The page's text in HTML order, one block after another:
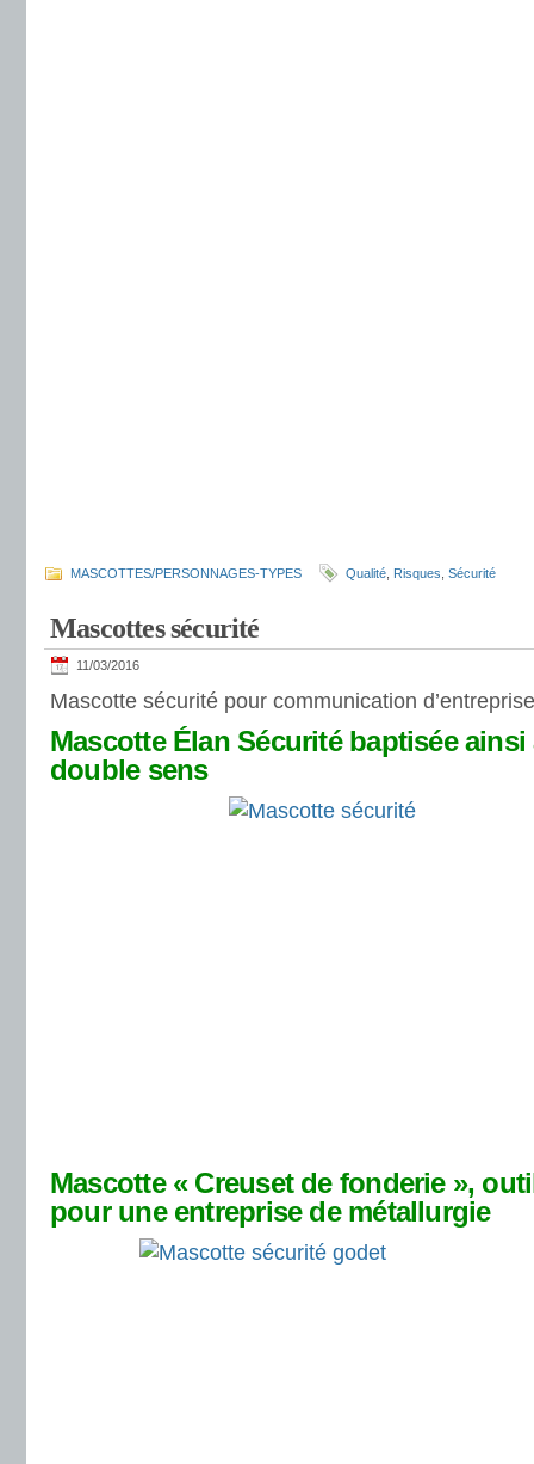
MASCOTTES/PERSONNAGES-TYPES Qualité Risques Sécurité
Mascottes sécurité
11/03/2016
Mascotte sécurité pour communication
Mascotte Élan Sécurité baptisée
double sens
Mascotte « Creuset de fonderie »,
pour une entreprise de métallurgie